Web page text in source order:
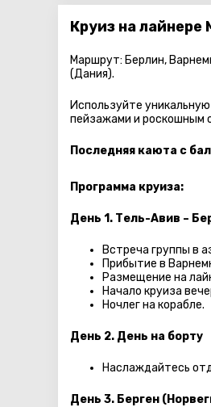
Круиз на лайнере
Маршрут: Берлин,
(Дания).
Используйте
пейзажами и роскошным
Последняя каюта с
Программа круиза:
День 1. Тель-Авив –
Встреча группы в
Прибытие в
Размещение на
Начало круиза
Ночлег на корабле.
День 2. День на борту
Наслаждайтесь
День 3. Берген